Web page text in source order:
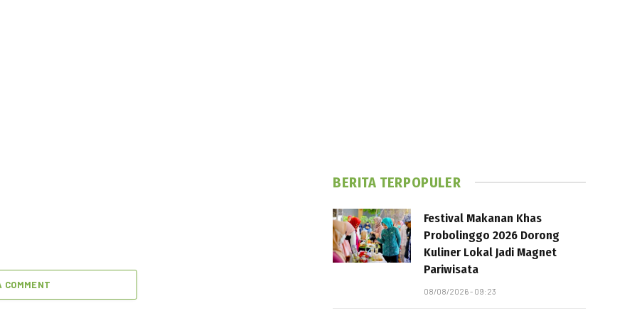
COMMENT
BERITA TERPOPULER
Festival Makanan Khas
Probolinggo 2026 Dorong
Kuliner Lokal Jadi Magnet
Pariwisata
08/08/2026 - 09:23